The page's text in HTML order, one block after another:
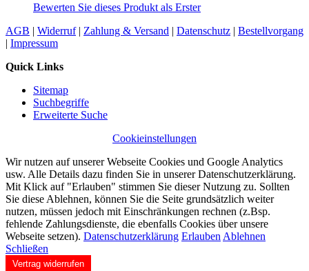
Bewerten Sie dieses Produkt als Erster
AGB | Widerruf| Zahlung & Versand | Datenschutz | Bestellvorgang
| Impressum
Quick Links
Sitemap
Suchbegriffe
Erweiterte Suche
Cookieinstellungen
Wir nutzen auf unserer Webseite Cookies und Google Analytics
usw. Alle Details dazu finden Sie in unserer Datenschutzerklärung.
Mit Klick auf "Erlauben" stimmen Sie dieser Nutzung zu. Sollten
Sie diese Ablehnen, können Sie die Seite grundsätzlich weiter
nutzen, müssen jedoch mit Einschränkungen rechnen (z.Bsp.
fehlende Zahlungsdienste, die ebenfalls Cookies über unsere
Webseite setzen). Datenschutzerklärung Erlauben Ablehnen
Schließen
Vertrag widerrufen